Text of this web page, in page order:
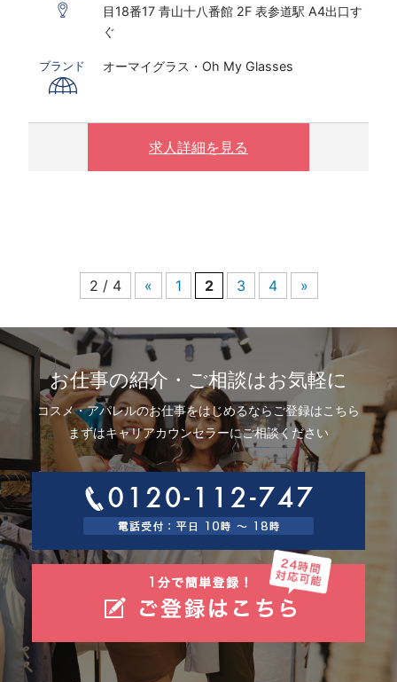
※インセンティブ2023年度上期実績：販売職全
体平均：月額23,610円、店長以上平均：月額
72,703円
※固定残業代30時間～45時間分相当／月を含む
場合は別途支給する）
※販売員平均残業時間は6～9時間/月、店長平均
残業時間は、11～12時間/月(2021年度実績）
23万円＋手当＋インセンティブ）
目18番17 青山十八番館 2F 表参道駅 A4出口す
ぐ
ブランド オーマイグラス・Oh My Glasses
求人詳細を見る
2 / 4 « 1 2 3 4 »
お仕事の紹介・ご相談はお気軽に
コスメ・アパレルのお仕事をはじめるならご登録はこちら
まずはキャリアカウンセラーにご相談ください